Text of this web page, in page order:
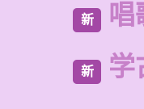
新 唱
新 学